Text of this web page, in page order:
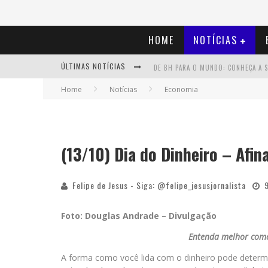
HOME NOTÍCIAS
ÚLTIMAS NOTÍCIAS
Home Notícias Economia
(13/10) Dia do Dinheiro –
Felipe de Jesus - Siga: @felipe_jesusjornalista
Foto: Douglas Andrade – Divulgação
Entenda melhor
A forma como você lida com o dinheiro pode